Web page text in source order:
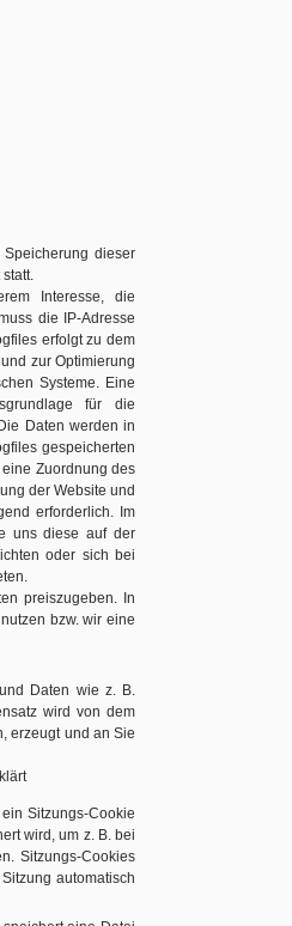
dieser
Interesse, die
die IP-Adresse
erfolgt zu dem
zur Optimierung
Systeme. Eine
für die
Daten werden in
gespeicherten
Zuordnung des
der Website und
erforderlich. Im
uns diese auf der
oder sich bei
preiszugeben. In
bzw. wir eine
Daten wie z. B.
wird von dem
erzeugt und an Sie
Sitzungs-Cookie
wird, um z. B. bei
Sitzungs-Cookies
automatisch